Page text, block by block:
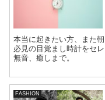
本当に起きたい方、また
必見の目覚まし時計をセ
無音、癒しまで。
FASHION